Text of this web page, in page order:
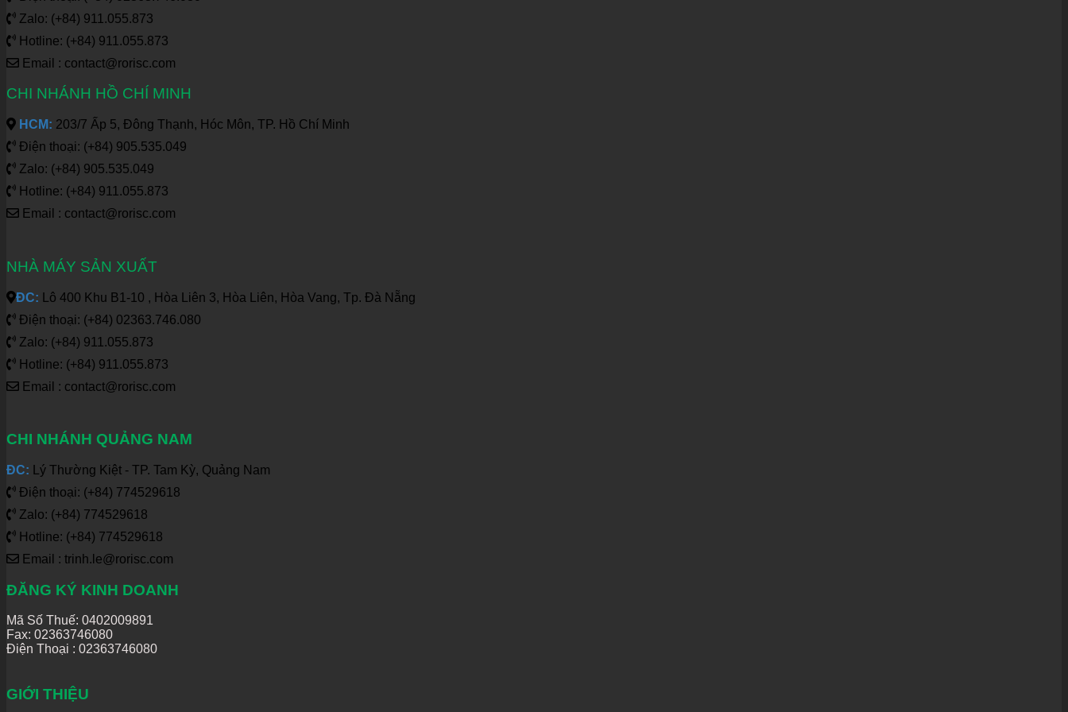
Zalo: (+84) 911.055.873
Hotline: (+84) 911.055.873
Email : contact@rorisc.com
CHI NHÁNH HỒ CHÍ MINH
HCM: 203/7 Ấp 5, Đông Thạnh, Hóc Môn, TP. Hồ Chí Minh
Điện thoại: (+84) 905.535.049
Zalo: (+84) 905.535.049
Hotline: (+84) 911.055.873
Email : contact@rorisc.com
NHÀ MÁY SẢN XUẤT
ĐC: Lô 400 Khu B1-10 , Hòa Liên 3, Hòa Liên, Hòa Vang, Tp. Đà Nẵng
Điện thoại: (+84) 02363.746.080
Zalo: (+84) 911.055.873
Hotline: (+84) 911.055.873
Email : contact@rorisc.com
CHI NHÁNH QUẢNG NAM
ĐC: Lý Thường Kiệt - TP. Tam Kỳ, Quảng Nam
Điện thoại: (+84) 774529618
Zalo: (+84) 774529618
Hotline: (+84) 774529618
Email : trinh.le@rorisc.com
ĐĂNG KÝ KINH DOANH
Mã Số Thuế: 0402009891
Fax: 02363746080
Điện Thoại : 02363746080
GIỚI THIỆU